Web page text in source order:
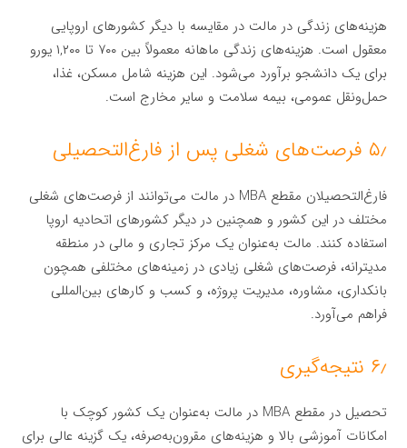
هزینه‌های زندگی در مالت در مقایسه با دیگر کشورهای اروپایی
معقول است. هزینه‌های زندگی ماهانه معمولاً بین ۷۰۰ تا ۱,۲۰۰ یورو
برای یک دانشجو برآورد می‌شود. این هزینه شامل مسکن، غذا،
حمل‌ونقل عمومی، بیمه سلامت و سایر مخارج است.
۵٫ فرصت‌های شغلی پس از فارغ‌التحصیلی
فارغ‌التحصیلان مقطع MBA در مالت می‌توانند از فرصت‌های شغلی
مختلف در این کشور و همچنین در دیگر کشورهای اتحادیه اروپا
استفاده کنند. مالت به‌عنوان یک مرکز تجاری و مالی در منطقه
مدیترانه، فرصت‌های شغلی زیادی در زمینه‌های مختلفی همچون
بانکداری، مشاوره، مدیریت پروژه، و کسب و کارهای بین‌المللی
فراهم می‌آورد.
۶٫ نتیجه‌گیری
تحصیل در مقطع MBA در مالت به‌عنوان یک کشور کوچک با
امکانات آموزشی بالا و هزینه‌های مقرون‌به‌صرفه، یک گزینه عالی برای